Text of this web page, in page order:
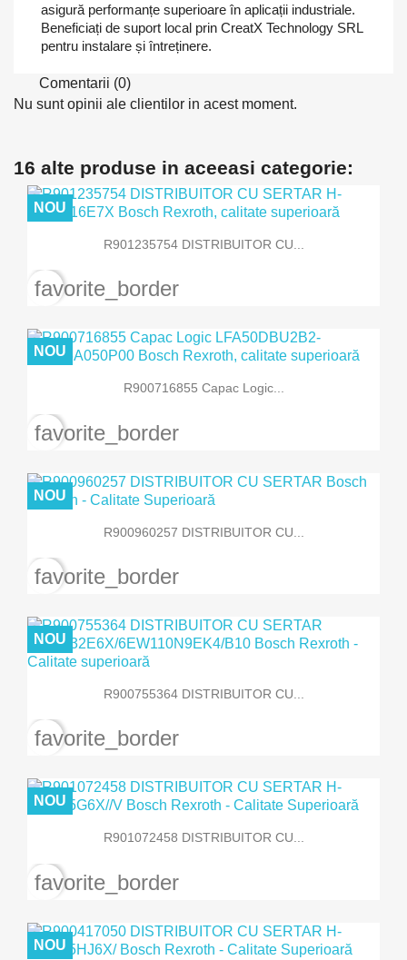
asigură performanțe superioare în aplicații industriale.
Beneficiați de suport local prin CreatX Technology SRL
pentru instalare și întreținere.
Comentarii (0)
Nu sunt opinii ale clientilor in acest moment.
16 alte produse in aceeasi categorie:
R901235754 DISTRIBUITOR CU...
NOU
favorite_border
R900716855 Capac Logic...
NOU
favorite_border
R900960257 DISTRIBUITOR CU...
NOU
favorite_border
R900755364 DISTRIBUITOR CU...
NOU
favorite_border
R901072458 DISTRIBUITOR CU...
NOU
favorite_border
NOU